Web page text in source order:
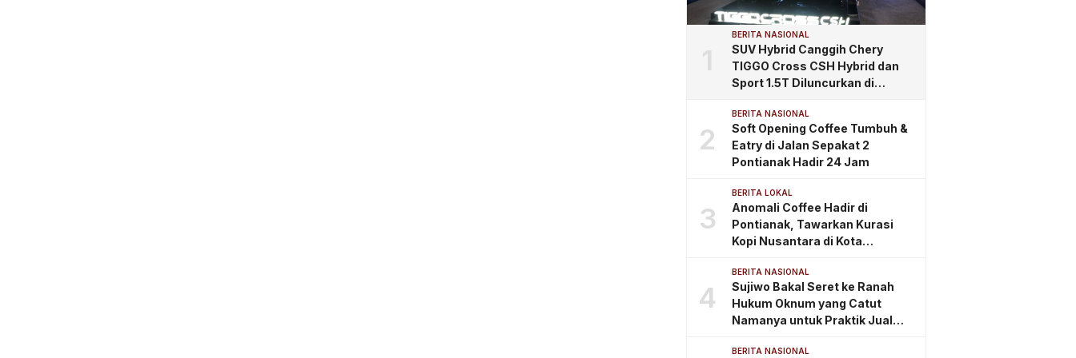
1
BERITA NASIONAL
SUV Hybrid Canggih Chery
TIGGO Cross CSH Hybrid dan
Sport 1.5T Diluncurkan di
Kemewahan dan Teknologi
Masa Depan
2
BERITA NASIONAL
Soft Opening Coffee Tumbuh &
Eatry di Jalan Sepakat 2
Pontianak Hadir 24 Jam
3
BERITA LOKAL
Anomali Coffee Hadir di
Pontianak, Tawarkan Kurasi
Kopi Nusantara di Kota
4
BERITA NASIONAL
Sujiwo Bakal Seret ke Ranah
Hukum Oknum yang Catut
Namanya untuk Praktik Jual
BERITA NASIONAL